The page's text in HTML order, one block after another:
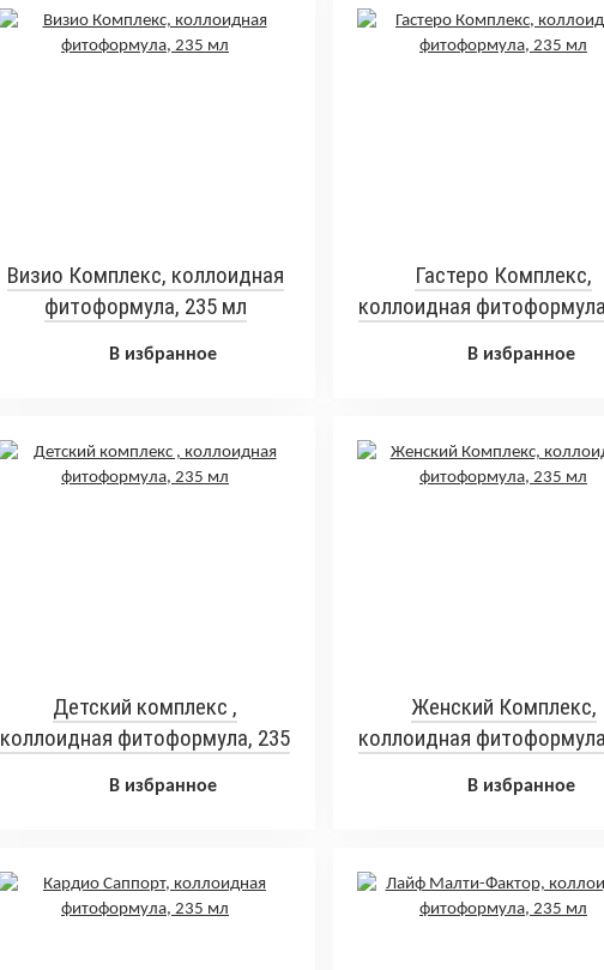
Визио Комплекс, коллоидная
фитоформула, 235 мл
В избранное
Гастеро Комплекс,
коллоидная
В избранное
Детский комплекс ,
коллоидная фитоформула, 235
В избранное
Женский Комплекс,
коллоидная
В избранное